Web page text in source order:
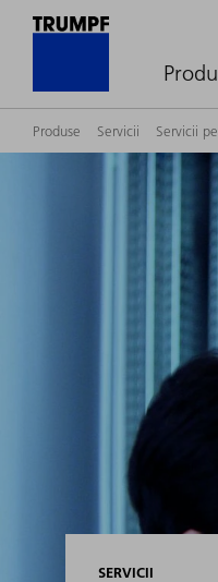
Produse Servicii Servicii
SERVICII